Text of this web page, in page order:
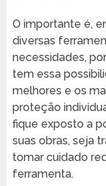
O importante é,
diversas
necessidades,
tem essa
melhores e os
proteção
fique exposto a
suas obras, seja
tomar cuidado
ferramenta.